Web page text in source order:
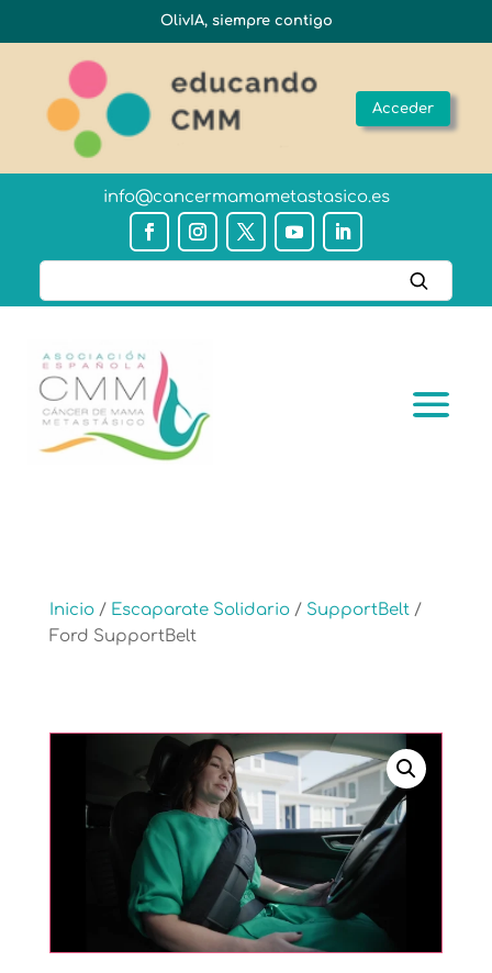
OlivIA, siempre contigo
Acceder
info@cancermamametastasico.es
Inicio/ Escaparate Solidario/ SupportBelt/
Ford SupportBelt